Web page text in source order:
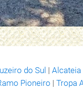
do Sul | Alcateia
Pioneiro | Tropa